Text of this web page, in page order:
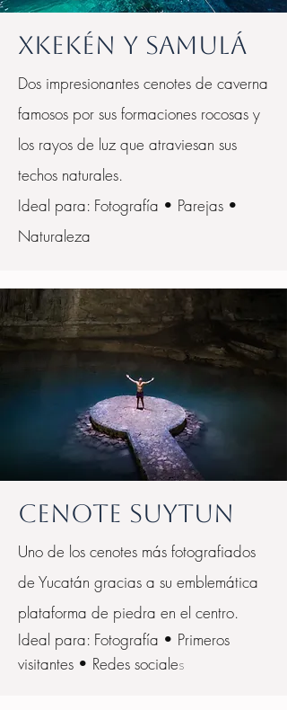
Xkekén y Samulá
Dos impresionantes cenotes de caverna
famosos por sus formaciones rocosas y
los rayos de luz que atraviesan sus
techos naturales.
Ideal para: Fotografía • Parejas •
Naturaleza
Cenote Suytun
Uno de los cenotes más fotografiados
de Yucatán gracias a su emblemática
plataforma de piedra en el centro.
Ideal para: Fotografía • Primeros
visitantes • Redes sociales